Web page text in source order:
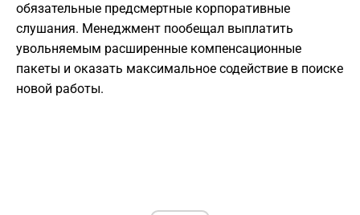
обязательные предсмертные корпоративные
слушания. Менеджмент пообещал выплатить
увольняемым расширенные компенсационные
пакеты и оказать максимальное содействие в поиске
новой работы.